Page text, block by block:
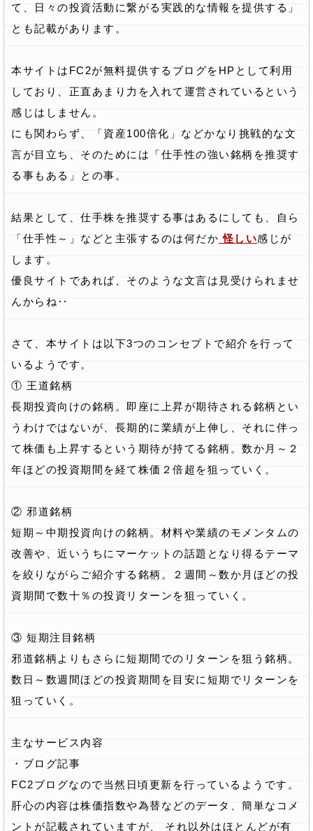
て、日々の投資活動に繋がる実践的な情報を提供する」
とも記載があります。
本サイトはFC2が無料提供するブログをHPとして利用
しており、正直あまり力を入れて運営されているという
感じはしません。
にも関わらず、「資産100倍化」などかなり挑戦的な文
言が目立ち、そのためには「仕手性の強い銘柄を推奨す
る事もある」との事。
結果として、仕手株を推奨する事はあるにしても、自ら
「仕手性～」などと主張するのは何だか 怪しい感じが
します。
優良サイトであれば、そのような文言は見受けられませ
んからね‥
さて、本サイトは以下3つのコンセプトで紹介を行って
いるようです。
① 王道銘柄
長期投資向けの銘柄。即座に上昇が期待される銘柄とい
うわけではないが、長期的に業績が上伸し、それに伴っ
て株価も上昇するという期待が持てる銘柄。数か月～２
年ほどの投資期間を経て株価２倍超を狙っていく。
② 邪道銘柄
短期～中期投資向けの銘柄。材料や業績のモメンタムの
改善や、近いうちにマーケットの話題となり得るテーマ
を絞りながらご紹介する銘柄。２週間～数か月ほどの投
資期間で数十％の投資リターンを狙っていく。
③ 短期注目銘柄
邪道銘柄よりもさらに短期間でのリターンを狙う銘柄。
数日～数週間ほどの投資期間を目安に短期でリターンを
狙っていく。
主なサービス内容
・ブログ記事
FC2ブログなので当然日頃更新を行っているようです。
肝心の内容は株価指数や為替などのデータ、簡単なコメ
ントが記載されていますが、 それ以外はほとんどが有